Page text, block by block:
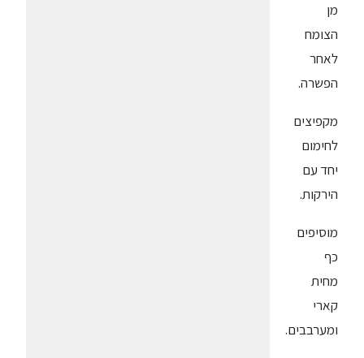
מן
הצומח
לאחר
הפשרה.
מקפיצים
לחימום
יחד עם
הירקות.
מוסיפים
כף
מחית
קארי
ומערבבים.